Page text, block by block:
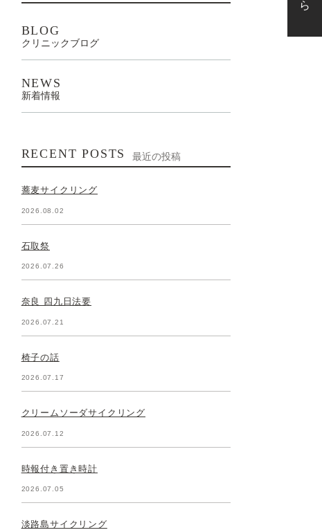
BLOG
クリニックブログ
NEWS
新着情報
RECENT POSTS 最近の投稿
蕎麦サイクリング
2026.08.02
石取祭
2026.07.26
奈良 四九日法要
2026.07.21
椅子の話
2026.07.17
クリームソーダサイクリング
2026.07.12
時報付き置き時計
2026.07.05
淡路島サイクリング